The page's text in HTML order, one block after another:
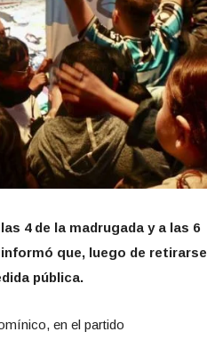
4 de la madrugada y a las 6
que, luego de retirarse
pública.
en el partido